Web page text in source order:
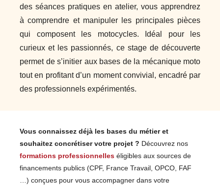
des séances pratiques en atelier, vous apprendrez
à comprendre et manipuler les principales pièces
qui composent les motocycles. Idéal pour les
curieux et les passionnés, ce stage de découverte
permet de s’initier aux bases de la mécanique moto
tout en profitant d’un moment convivial, encadré par
des professionnels expérimentés.
Vous connaissez déjà les bases du métier et
souhaitez concrétiser votre projet ? Découvrez nos
formations professionnelles éligibles aux sources de
financements publics (CPF, France Travail, OPCO, FAF
…) conçues pour vous accompagner dans votre